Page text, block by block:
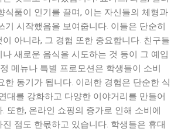
식품이 인기를 끌며, 이는 자신들의 체형과
기 시작했음을 보여줍니다. 이들은 단순히
아니라, 그 경험 또한 중요합니다. 친구들
새로운 음식을 시도하는 것 등이 그 예입
메뉴나 특별 프로모션은 학생들이 소비
한 동기가 됩니다. 이러한 경험은 단순한 식
대를 강화하고 다양한 이야거리를 만들어
또한, 온라인 쇼핑의 증가로 인해 소비에
점도 한몫하고 있습니다. 학생들은 휴대